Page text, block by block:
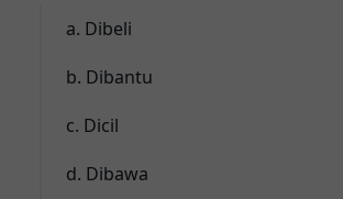
a. Dibeli
b. Dibantu
c. Dicil
d. Dibawa